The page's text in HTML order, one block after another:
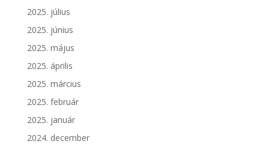
2025. július
2025. június
2025. május
2025. április
2025. március
2025. február
2025. január
2024. december